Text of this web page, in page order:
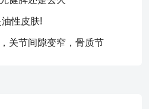
性皮肤!
关节间隙变窄，骨质节